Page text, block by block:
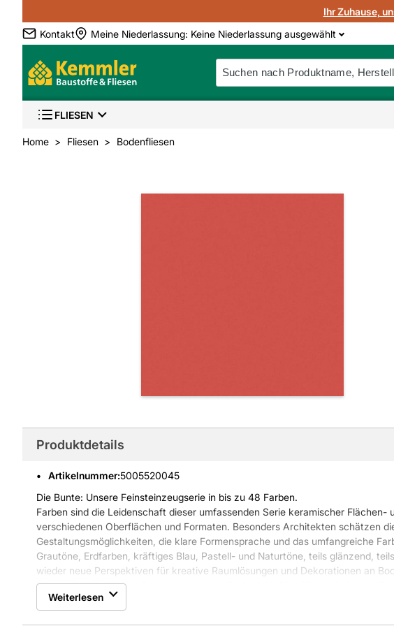
Ihr Zuhause,
Kontakt
Meine Niederlassung: Keine Niederlassung ausgewählt
FLIESEN
Home Fliesen Bodenfliesen
Produktdetails
Artikelnummer:5005520045
Die Bunte: Unsere Feinsteinzeugserie in bis zu 48 Farben.
Farben sind die Leidenschaft dieser umfassenden Serie keramischer Flächen-
verschiedenen Oberflächen und Formaten. Besonders Architekten schätzen
Gestaltungsmöglichkeiten, die klare Formensprache und das umfangreiche
Grautöne, Erdfarben, kräftiges Blau, Pastell- und Naturtöne, teils glänzend,
wieder neue Perspektiven für kreative Raumlösungen und Dekorationen an
Einsatz im öffentlichen Bereich sind spezielle Antislip-Oberflächen lieferbar. So
Serie durchgängige Verlegungen und optimal aufeinander abgestimmte
abwechslungsreich sind, wie Sie es sich wünschen.
Weiterlesen